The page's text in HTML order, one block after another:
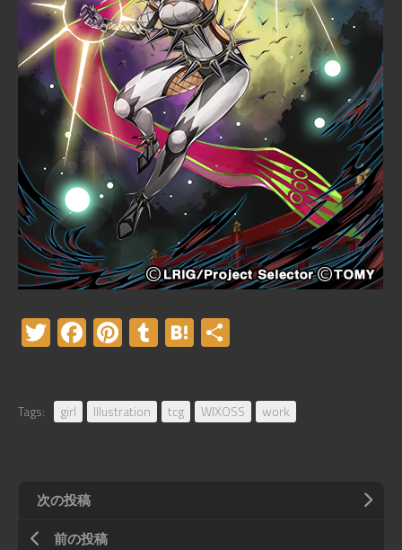
Twitter
Facebook
Pinterest
TumblrHatena
Tags: girl Illustration tcg WIXOSS work
次の投稿
前の投稿